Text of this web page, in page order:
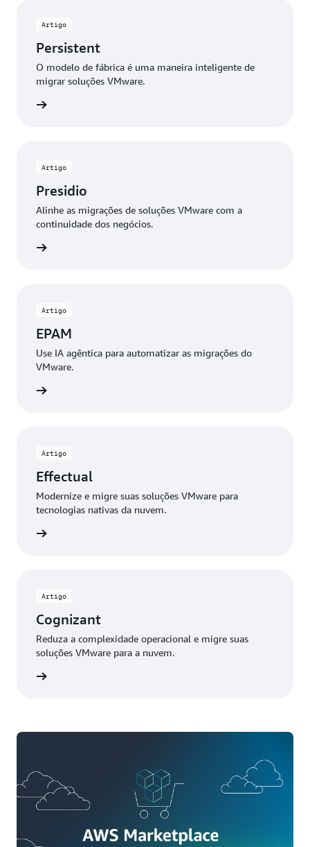
Artigo
Persistent
O modelo de fábrica é uma maneira inteligente de
migrar soluções VMware.
Artigo
Presidio
Alinhe as migrações de soluções VMware com a
continuidade dos negócios.
Artigo
EPAM
Use IA agêntica para automatizar as migrações do
VMware.
Artigo
Effectual
Modernize e migre suas soluções VMware para
tecnologias nativas da nuvem.
Artigo
Cognizant
Reduza a complexidade operacional e migre suas
soluções VMware para a nuvem.